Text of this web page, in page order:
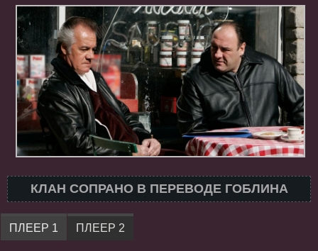
КЛАН СОПРАНО В ПЕРЕВОДЕ ГОБЛИНА
ПЛЕЕР 1 ПЛЕЕР 2